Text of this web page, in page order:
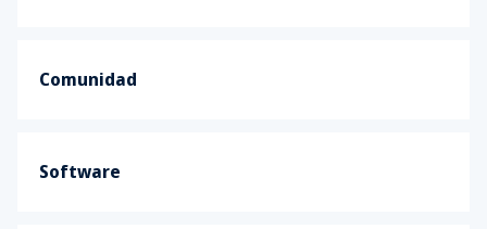
Comunidad
Software